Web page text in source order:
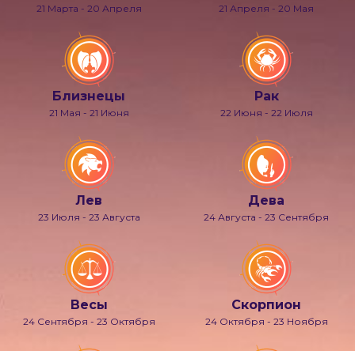
21 Марта - 20 Апреля 21 Апреля - 20 Мая
Близнецы
21 Мая - 21 Июня
Рак
22 Июня - 22 Июля
Лев
23 Июля - 23 Августа
Дева
24 Августа - 23 Сентября
Весы
24 Сентября - 23 Октября
Скорпион
24 Октября - 23 Ноября